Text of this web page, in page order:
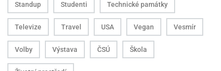
Standup Studenti Technické památky
Televize Travel USA Vegan Vesmír
Volby Výstava ČSÚ Škola